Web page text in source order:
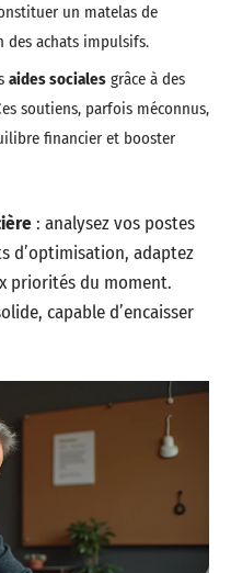
un matelas de
des achats impulsifs.
aides sociales grâce à des
soutiens, parfois méconnus,
financier et booster
: analysez vos postes
d’optimisation, adaptez
priorités du moment.
capable d’encaisser